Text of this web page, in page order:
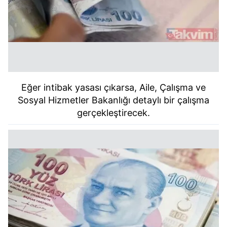
6698 sayılı Kişisel Verilerin Korunması Kanunu uyarınca
hazırlanmış Aydınlatma Metnimizi okumak ve sitemizde
Eğer intibak yasası çıkarsa, Aile, Çalışma ve
Sosyal Hizmetler Bakanlığı detaylı bir çalışma
gerçekleştirecek.